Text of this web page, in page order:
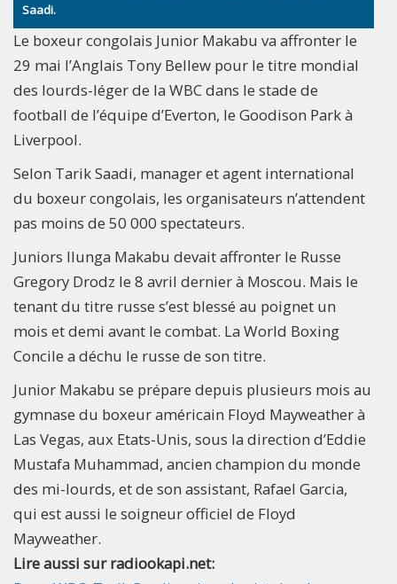
Saadi.
Le boxeur congolais Junior Makabu va affronter le
29 mai l’Anglais Tony Bellew pour le titre mondial
des lourds-léger de la WBC dans le stade de
football de l’équipe d’Everton, le Goodison Park à
Liverpool.
Selon Tarik Saadi, manager et agent international
du boxeur congolais, les organisateurs n’attendent
pas moins de 50 000 spectateurs.
Juniors Ilunga Makabu devait affronter le Russe
Gregory Drodz le 8 avril dernier à Moscou. Mais le
tenant du titre russe s’est blessé au poignet un
mois et demi avant le combat. La World Boxing
Concile a déchu le russe de son titre.
Junior Makabu se prépare depuis plusieurs mois au
gymnase du boxeur américain Floyd Mayweather à
Las Vegas, aux Etats-Unis, sous la direction d’Eddie
Mustafa Muhammad, ancien champion du monde
des mi-lourds, et de son assistant, Rafael Garcia,
qui est aussi le soigneur officiel de Floyd
Mayweather.​
Lire aussi sur radiookapi.net: